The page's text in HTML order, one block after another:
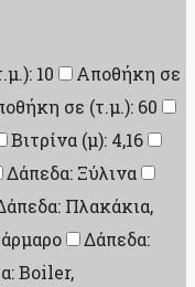
10
Αποθήκη σε
σε (τ.μ.): 60
Βιτρίνα (μ): 4,16
Δάπεδα: Ξύλινα
Πλακάκια,
Δάπεδα:
Boiler,